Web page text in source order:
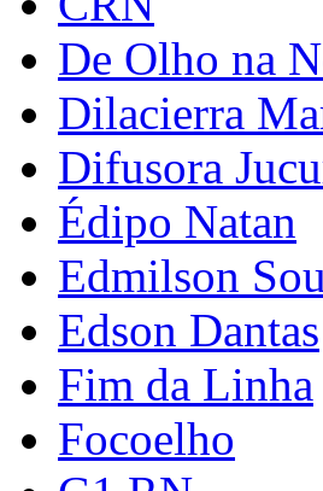
De Olho na
Dilacierra
Difusora
Édipo Natan
Edmilson
Edson Dantas
Fim da Linha
Focoelho